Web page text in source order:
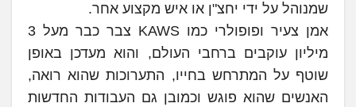
שמנוהל על ידי יחצ"ן או איש מקצוע אחר.
אמן צעיר ופופולרי כמו KAWS צבר כבר מעל 3
מיליון עוקבים ברחבי העולם, והוא מעדכן באופן
שוטף על המתרחש בחייו, התערוכות שהוא רואה,
האנשים שהוא פוגש וכמובן גם העבודות החדשות